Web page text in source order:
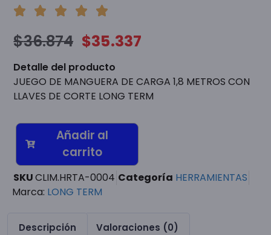
$36.874 $35.337
Detalle del producto
JUEGO DE MANGUERA DE CARGA 1,8 METROS CON
LLAVES DE CORTE LONG TERM
Añadir al
carrito
SKUCLIM.HRTA-0004 Categoría HERRAMIENTAS
Marca: LONG TERM
Descripción Valoraciones (0)